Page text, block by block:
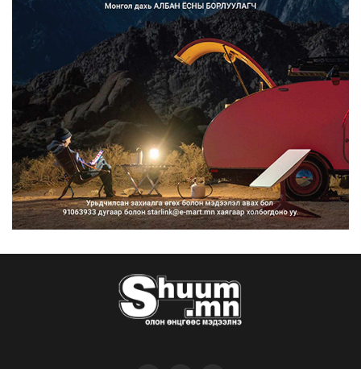
Францад иргэд рүү зөвшөөрөлгүй
сурталчилгааны дууд...
2026/08/07
Нийтийн тээврийн Ч:19А чиглэлийн
замналд түр хугац...
2026/08/07
Автомашины улсын дугаар сондгой
тоогоор төгссөн бо...